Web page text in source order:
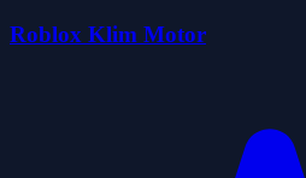
Roblox Klim Motor